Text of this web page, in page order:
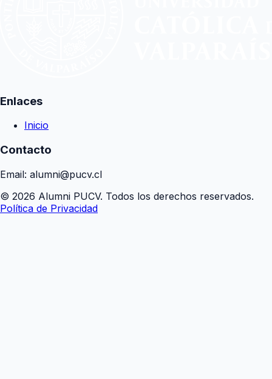
Enlaces
Inicio
Contacto
Email: alumni@pucv.cl
© 2026 Alumni PUCV. Todos los derechos reservados.
Política de Privacidad